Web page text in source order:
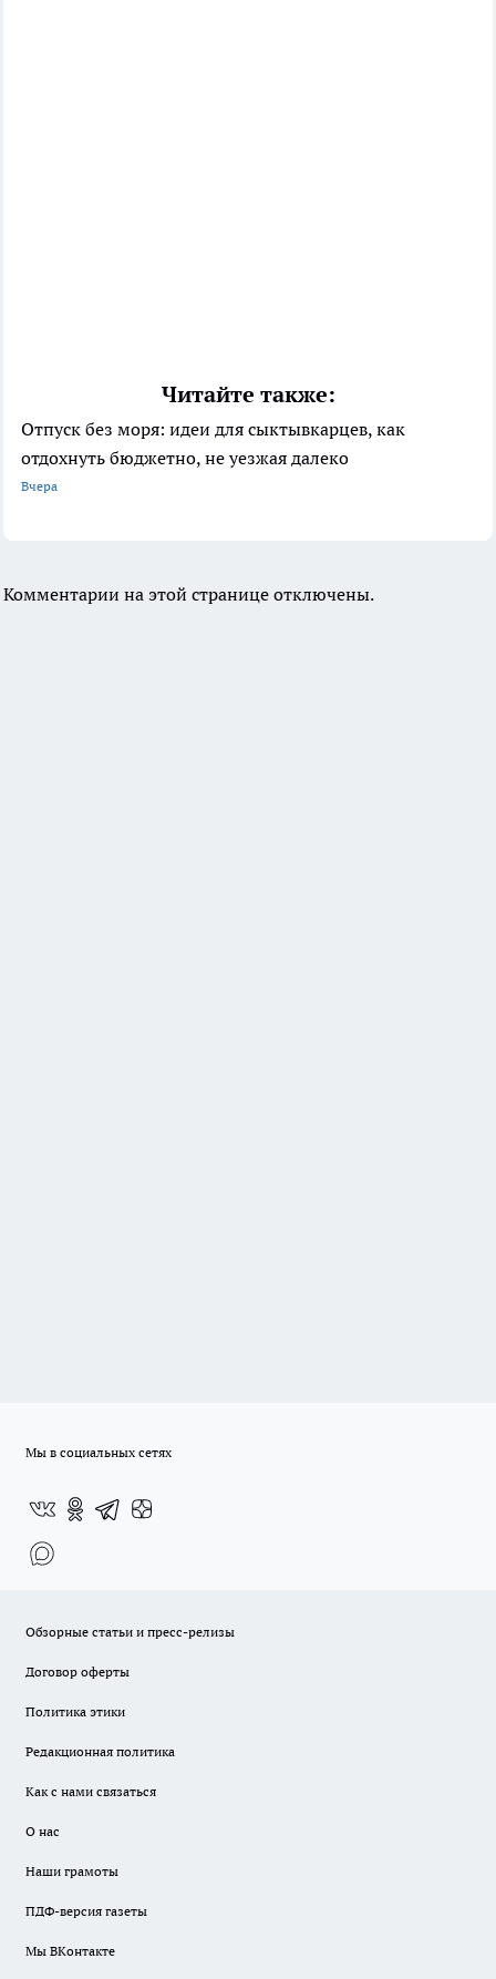
Читайте также:
Отпуск без моря: идеи для сыктывкарцев, как
отдохнуть бюджетно, не уезжая далеко
Вчера
Комментарии на этой странице отключены.
Мы в социальных сетях
Обзорные статьи и пресс-релизы
Договор оферты
Политика этики
Редакционная политика
Как с нами связаться
О нас
Наши грамоты
ПДФ-версия газеты
Мы ВКонтакте